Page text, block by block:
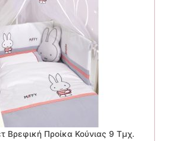
Βρεφική Προίκα Κούνιας 9 Τμχ.